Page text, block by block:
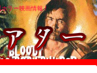
ラー映画情報！